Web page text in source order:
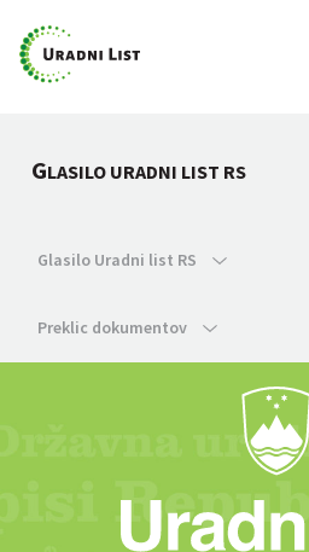
GLASILO URADNI LIST RS
Glasilo Uradni list RS
Preklic dokumentov